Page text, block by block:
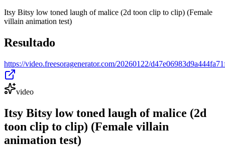
Itsy Bitsy low toned laugh of malice (2d toon clip to clip) (Female
villain animation test)
Resultado
https://video.freesoragenerator.com/20260122/
video
Itsy Bitsy low toned laugh of malice (2d
toon clip to clip) (Female villain
animation test)